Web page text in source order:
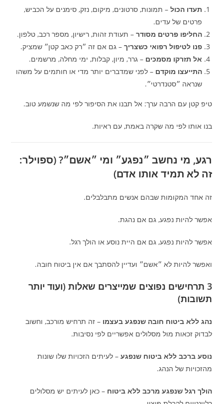
תעדו הכול – תמונות, סרטונים, מיקום, נזק, סימנים על הכביש,
פרטים של עדים.
החליפו פרטים מסודר – תעודת זהות, רישיון, מספר רכב, טלפון.
פנו לטיפול רפואי כשצריך – גם אם זה ״רק כאב קטן״ שמציק.
אל תזרקו מסמכים – גרר, מיון, קבלות, ימי מחלה, מרשמים.
התייעצו מוקדם – לפני שמדברים יותר מדי או חותמים על משהו
שנראה ״סטנדרטי״.
טיפ קטן עם הרבה ערך: אל תבנו את הסיפור לפי מה שנשמע טוב.
בנו אותו לפי מה שקרה באמת, עם ראיות.
רגע, מי נחשב ״נפגע״ ומי ״אשם״? (ספוילר:
זה לא תמיד אותו אדם)
זה אחד המקומות שבהם אנשים מתבלבלים.
אפשר להיות נפגע, גם אם נהגת.
אפשר להיות נפגע, גם אם היית נוסע או הולך רגל.
ואפשר להיות לא ״אשם״ ועדיין להסתבך אם אין ביטוח חובה.
3 תרחישים נפוצים שמייצרים שאלות (ועוד יותר
תשובות)
נהג ללא ביטוח חובה שנפגע בעצמו – זה תרחיש מורכב, וחשוב
לבדוק זכאות מול מסלולים אפשריים לפי נסיבות.
נוסע ברכב ללא ביטוח שנפגע – לעיתים הזכויות שלו שונות
מהזכויות של הנהג.
הולך רגל שנפגע מרכב ללא ביטוח – כאן לעיתים יש מסלולים